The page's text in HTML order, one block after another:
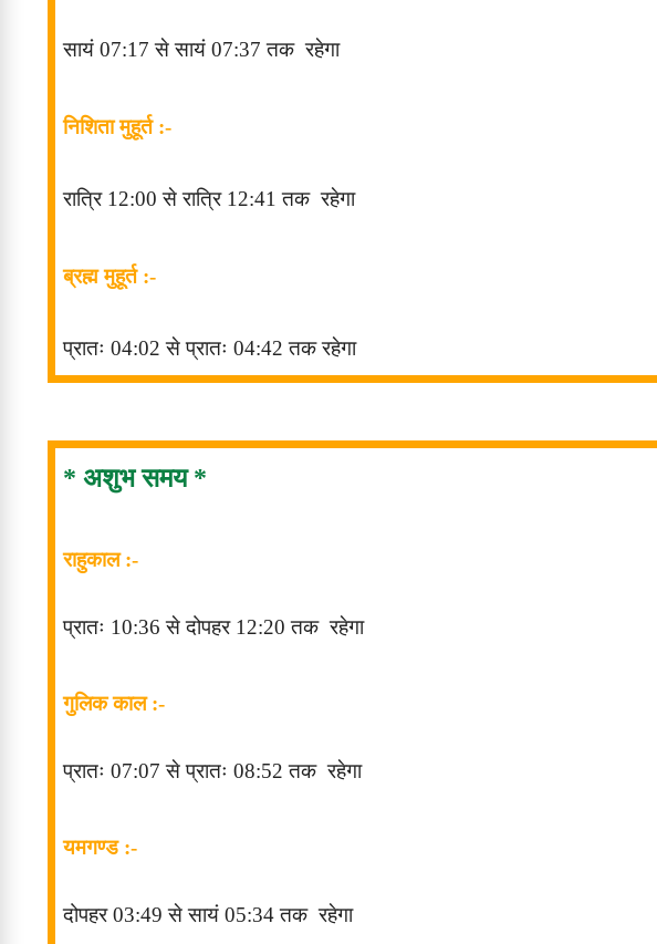
सायं 07:17सेसायं 07:37तक रहेगा
निशिता मुहूर्त :-
रात्रि 12:00सेरात्रि 12:41तक रहेगा
ब्रह्म मुहूर्त :-
प्रातः 04:02 से प्रातः 04:42 तक रहेगा
* अशुभ समय *
राहुकाल :-
प्रातः 10:36से दोपहर 12:20तक रहेगा
गुलिक काल :-
प्रातः 07:07से प्रातः 08:52तक रहेगा
यमगण्ड :-
दोपहर 03:49से सायं 05:34तक रहेगा